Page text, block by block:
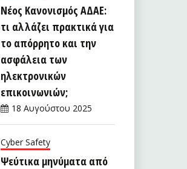
Νέος Κανονισμός ΑΔΑΕ:
τι αλλάζει πρακτικά για
το απόρρητο και την
ασφάλεια των
ηλεκτρονικών
επικοινωνιών;
18 Αυγούστου 2025
Cyber Safety
Ψεύτικα μηνύματα από